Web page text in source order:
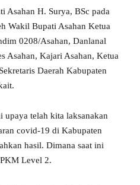
Asahan H. Surya, BSc pada
Wakil Bupati Asahan Ketua
0208/Asahan, Danlanal
Asahan, Kajari Asahan, Ketua
Daerah Kabupaten
upaya telah kita laksanakan
covid-19 di Kabupaten
hasil. Dimana saat ini
Level 2.